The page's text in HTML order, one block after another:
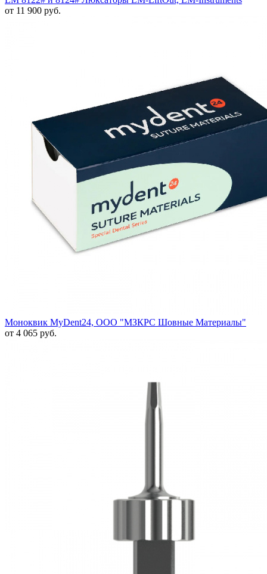
от 11 900 руб.
Моноквик MyDent24, ООО "МЗКРС Шовные Материалы"
от 4 065 руб.